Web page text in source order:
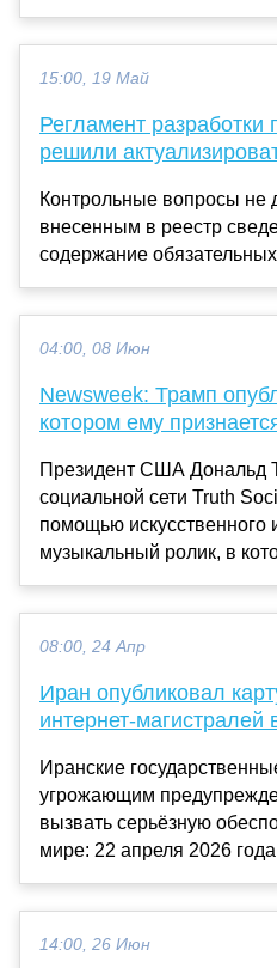
15:00, 19 Май
Регламент разработки
решили
Контрольные вопросы не
внесенным в реестр
содержание
04:00, 08 Июн
Newsweek: Трамп
котором ему
Президент США Дональд
социальной сети Truth
помощью искусственного
музыкальный ролик, в
08:00, 24 Апр
Иран опубликовал
интернет-
Иранские
угрожающим
вызвать серьёзную
мире: 22 апреля 2026 года
14:00, 26 Июн